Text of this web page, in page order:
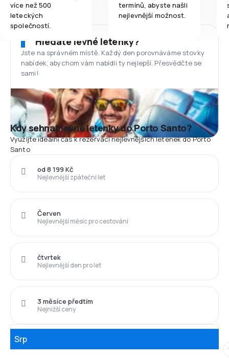
více než 500
leteckých
společností.
termínů, abyste našli
nejlevnější možnost.
Hledáte levné letenky?
Jste na správném místě. Každý den porovnáváme stovky
nabídek, abychom vám nabídli ty nejlepší. Přesvědčte se
sami!
Kdy sehnat levné letenky do Porto Santo?
Využijte ideální čas k rezervaci nejlevnějších letenek do Porto
Santo
Nejlevnější zpáteční let
od 8 199 Kč
Nejlevnější měsíc pro cestování
Červen
Nejlevnější den pro let
čtvrtek
Nejnižší ceny
3 měsíce předtím
Srp